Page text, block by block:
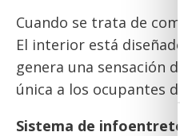
Cuando se trata de
El interior está
genera una sensación
única a los ocupantes
Sistema de